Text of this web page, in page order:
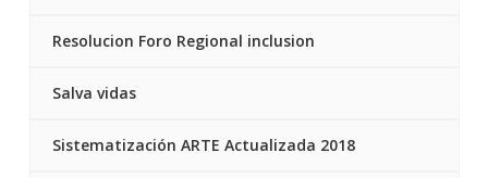
Resolucion Foro Regional inclusion
Salva vidas
Sistematización ARTE Actualizada 2018